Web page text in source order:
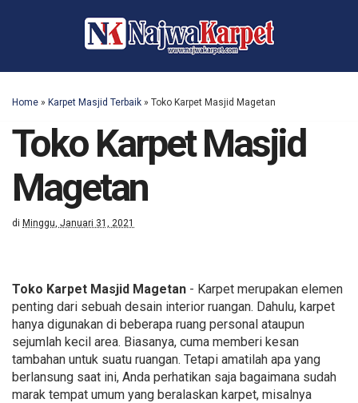
Home » Karpet Masjid Terbaik » Toko Karpet Masjid Magetan
Toko Karpet Masjid
Magetan
di Minggu, Januari 31, 2021
Toko Karpet Masjid Magetan - Karpet merupakan elemen
penting dari sebuah desain interior ruangan. Dahulu, karpet
hanya digunakan di beberapa ruang personal ataupun
sejumlah kecil area. Biasanya, cuma memberi kesan
tambahan untuk suatu ruangan. Tetapi amatilah apa yang
berlansung saat ini, Anda perhatikan saja bagaimana sudah
marak tempat umum yang beralaskan karpet, misalnya